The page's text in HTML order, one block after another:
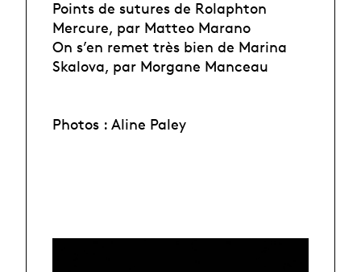
Points de sutures de Rolaphton
Mercure, par Matteo Marano
On s’en remet très bien de Marina
Skalova, par Morgane Manceau
Photos : Aline Paley